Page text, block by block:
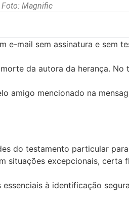
Foto: Magnific
e-mail sem assinatura e sem
da autora da herança.
mencionado na
do testamento particular
situações excepcionais,
à identificação